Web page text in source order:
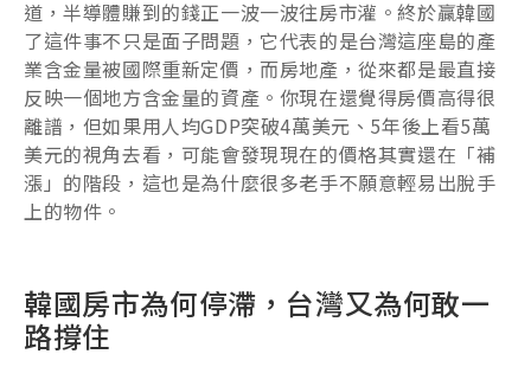
道，半導體賺到的錢正一波一波往房市灌。終於贏韓國
了這件事不只是面子問題，它代表的是台灣這座島的產
業含金量被國際重新定價，而房地產，從來都是最直接
反映一個地方含金量的資產。你現在還覺得房價高得很
離譜，但如果用人均GDP突破4萬美元、5年後上看5萬
美元的視角去看，可能會發現現在的價格其實還在「補
漲」的階段，這也是為什麼很多老手不願意輕易出脫手
上的物件。
韓國房市為何停滯，台灣又為何敢一
路撐住